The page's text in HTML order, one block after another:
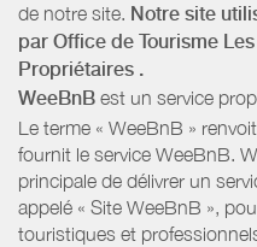
de notre site. Notre site
par Office de Tourisme
Propriétaires .
WeeBnB est un service
Le terme « WeeBnB »
fournit le service WeeBnB.
principale de délivrer un
appelé « Site WeeBnB »,
touristiques et